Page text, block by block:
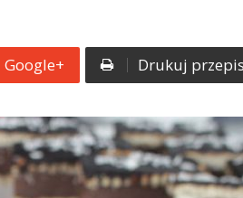
Google+ Drukuj przepis